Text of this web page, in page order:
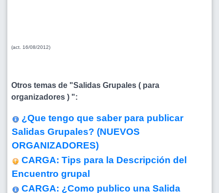
(act. 16/08/2012)
Otros temas de "Salidas Grupales ( para
organizadores ) ":
¿Que tengo que saber para publicar
Salidas Grupales? (NUEVOS
ORGANIZADORES)
CARGA: Tips para la Descripción del
Encuentro grupal
CARGA: ¿Como publico una Salida